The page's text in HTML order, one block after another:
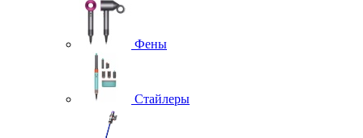
Фены
Стайлеры